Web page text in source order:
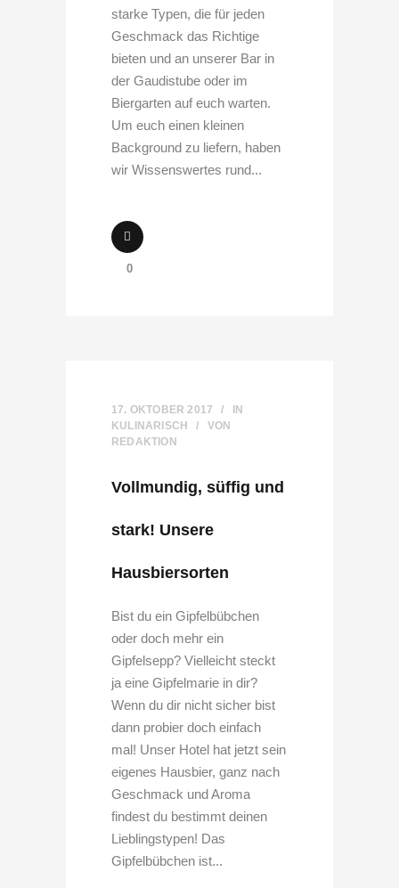
starke Typen, die für jeden
Geschmack das Richtige
bieten und an unserer Bar in
der Gaudistube oder im
Biergarten auf euch warten.
Um euch einen kleinen
Background zu liefern, haben
wir Wissenswertes rund...
0
17. OKTOBER 2017
IN
KULINARISCH
VON
REDAKTION
Vollmundig, süffig und
stark! Unsere
Hausbiersorten
Bist du ein Gipfelbübchen
oder doch mehr ein
Gipfelsepp? Vielleicht steckt
ja eine Gipfelmarie in dir?
Wenn du dir nicht sicher bist
dann probier doch einfach
mal! Unser Hotel hat jetzt sein
eigenes Hausbier, ganz nach
Geschmack und Aroma
findest du bestimmt deinen
Lieblingstypen! Das
Gipfelbübchen ist...